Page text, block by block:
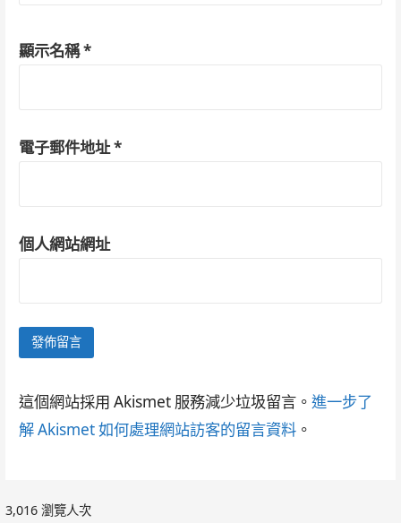
顯示名稱*
電子郵件地址*
個人網站網址
這個網站採用 Akismet 服務減少垃圾留言。 進一步了
解 Akismet 如何處理網站訪客的留言資料。
3,016 瀏覽人次